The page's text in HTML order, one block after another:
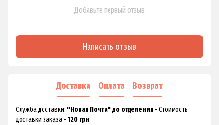
Добавьте первый отзыв
Написать отзыв
Доставка Оплата Возврат
Служба доставки: "Новая Почта" до отделения - Стоимость
доставки заказа - 120 грн